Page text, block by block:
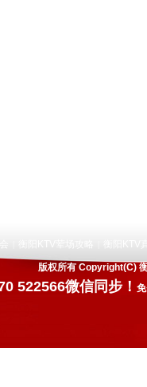
版权所有 Copyright(C)
522566微信同步！